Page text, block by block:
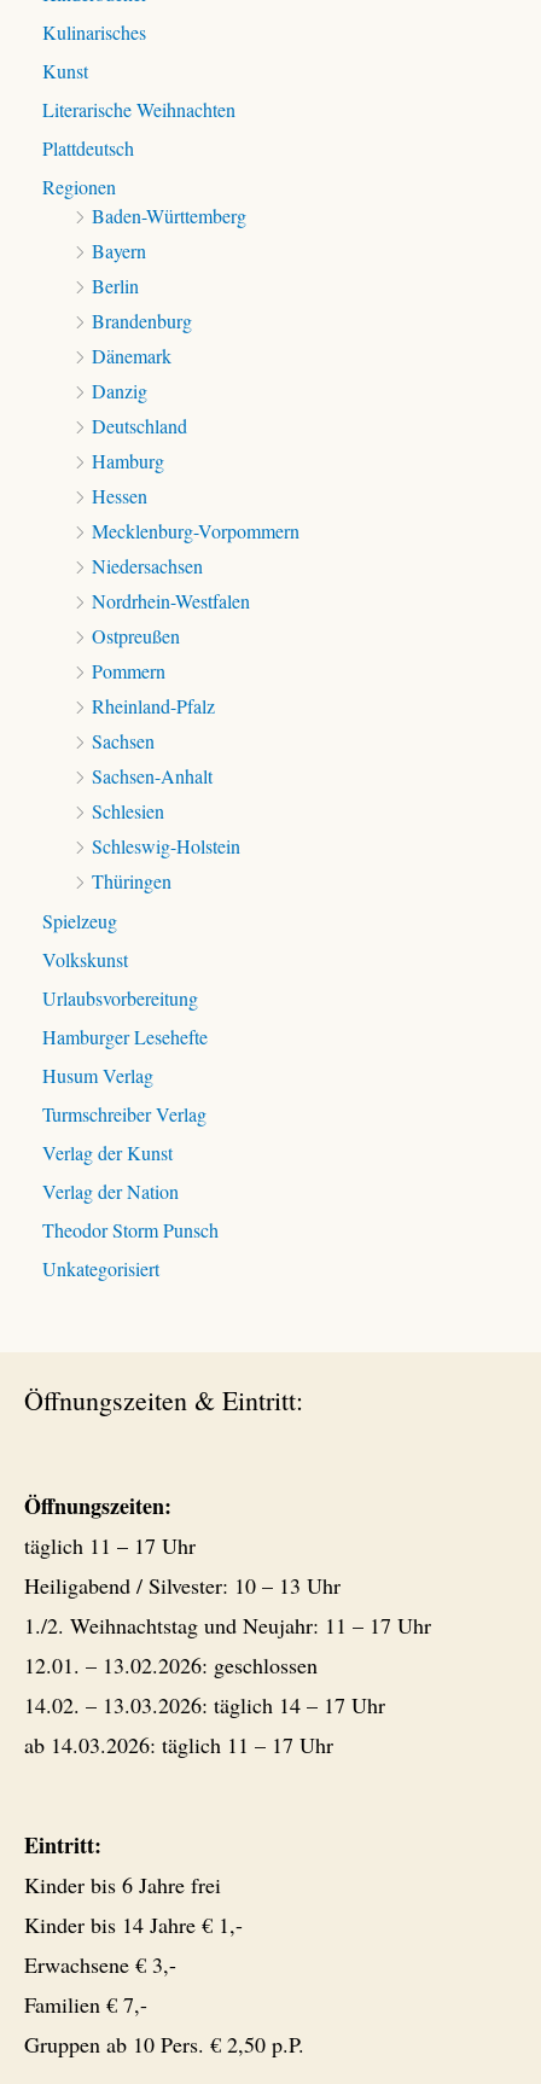
Kulinarisches
Kunst
Literarische Weihnachten
Plattdeutsch
Regionen
Baden-Württemberg
Bayern
Berlin
Brandenburg
Dänemark
Danzig
Deutschland
Hamburg
Hessen
Mecklenburg-Vorpommern
Niedersachsen
Nordrhein-Westfalen
Ostpreußen
Pommern
Rheinland-Pfalz
Sachsen
Sachsen-Anhalt
Schlesien
Schleswig-Holstein
Thüringen
Spielzeug
Volkskunst
Urlaubsvorbereitung
Hamburger Lesehefte
Husum Verlag
Turmschreiber Verlag
Verlag der Kunst
Verlag der Nation
Theodor Storm Punsch
Unkategorisiert
Öffnungszeiten & Eintritt:
Öffnungszeiten:
täglich 11 – 17 Uhr
Heiligabend / Silvester: 10 – 13 Uhr
1./2. Weihnachtstag und Neujahr: 11 – 17 Uhr
12.01. – 13.02.2026: geschlossen
14.02. – 13.03.2026: täglich 14 – 17 Uhr
ab 14.03.2026: täglich 11 – 17 Uhr
Eintritt:
Kinder bis 6 Jahre frei
Kinder bis 14 Jahre € 1,-
Erwachsene € 3,-
Familien € 7,-
Gruppen ab 10 Pers. € 2,50 p.P.